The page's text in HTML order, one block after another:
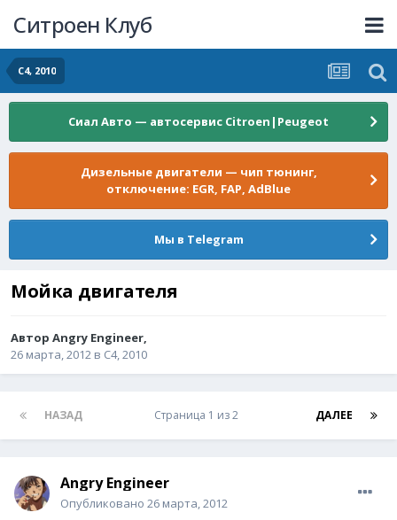
Ситроен Клуб
C4, 2010
Сиал Авто — автосервис Citroen|Peugeot
Дизельные двигатели — чип тюнинг,
отключение: EGR, FAP, AdBlue
Мы в Telegram
Мойка двигателя
Автор Angry Engineer,
26 марта, 2012 в C4, 2010
НАЗАД ДАЛЕЕ
Страница 1 из 2
Angry Engineer
Опубликовано 26 марта, 2012